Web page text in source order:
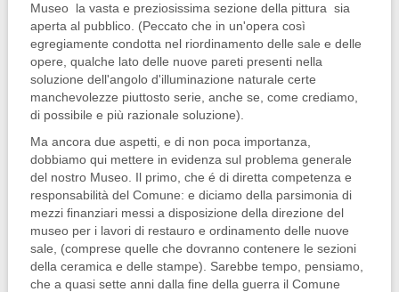
Museo la vasta e preziosissima sezio­ne della pittura sia
aperta al pubblico. (Peccato che in un'opera così
egregiamente condotta nel riordinamento delle sale e delle
opere, qualche lato delle nuove pareti presenti nella
soluzione dell'angolo d'illuminazione naturale certe
manchevolezze piuttosto serie, anche se, come crediamo,
di possibile e più razionale soluzione).
Ma ancora due aspetti, e di non po­ca importanza,
dobbiamo qui mettere in evidenza sul problema generale
del nostro Museo. Il primo, che é di diret­ta competenza e
responsabilità del Co­mune: e diciamo della parsimonia di
mezzi finanziari messi a disposizione della direzione del
museo per i lavori di restauro e ordinamento delle nuove
sale, (comprese quelle che dovranno contenere le sezioni
della ceramica e delle stampe). Sarebbe tempo, pensiamo,
che a quasi sette anni dalla fine della guerra il Comune